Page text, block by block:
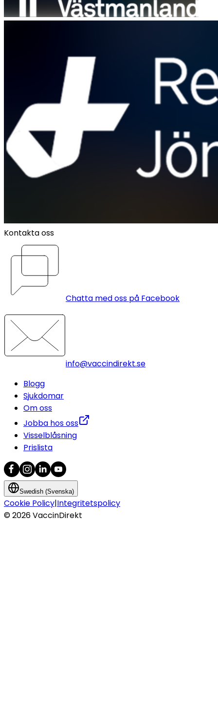
Kontakta oss
Chatta med oss på Facebook
info@vaccindirekt.se
Blogg
Sjukdomar
Om oss
Jobba hos oss
Visselblåsning
Prislista
Swedish (Svenska)
Cookie Policy|Integritetspolicy
©2026VaccinDirekt